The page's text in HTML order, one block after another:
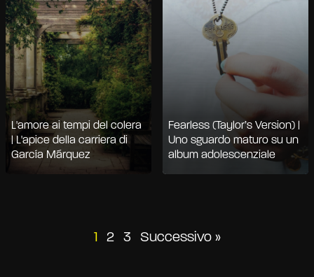
L'amore ai tempi del colera
| L'apice della carriera di
García Márquez
Fearless (Taylor’s Version) |
Uno sguardo maturo su un
album adolescenziale
Paginazione
1 2 3 Successivo »